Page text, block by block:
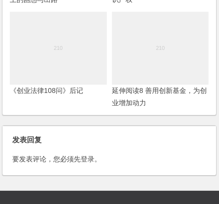
《创业法律108问》后记
延伸阅读8 善用创新基金，为创
业增加动力
发表回复
要发表评论，您必须先登录。